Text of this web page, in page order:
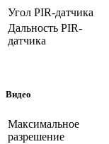
Угол PIR-датчика
Дальность PIR-
датчика
Видео
Максимальное
разрешение